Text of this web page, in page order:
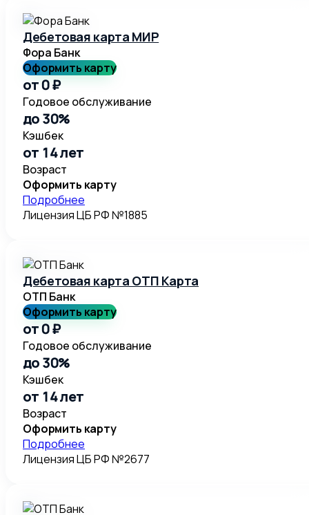
Дебетовая карта МИР
Фора Банк
Оформить карту
от 0 ₽
Годовое обслуживание
до 30%
Кэшбек
от 14 лет
Возраст
Оформить карту
Подробнее
Лицензия ЦБ РФ №1885
Дебетовая карта ОТП Карта
ОТП Банк
Оформить карту
от 0 ₽
Годовое обслуживание
до 30%
Кэшбек
от 14 лет
Возраст
Оформить карту
Подробнее
Лицензия ЦБ РФ №2677